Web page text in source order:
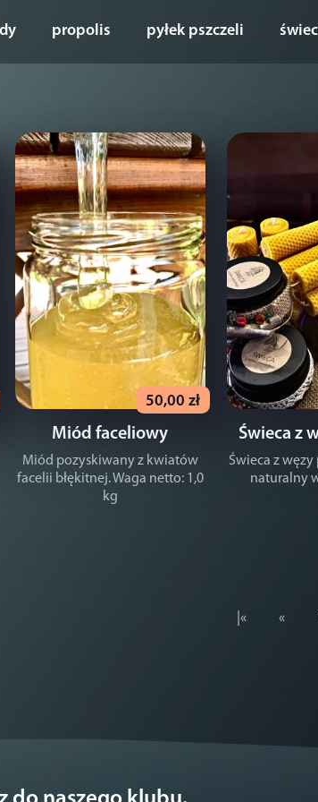
propolis pyłek pszczeli
50,00 zł
Miód faceliowy
Miód pozyskiwany z kwiatów
facelii błękitnej. Waga netto: 1,0
kg
Świeca z
Świeca z węzy
naturalny
|« «